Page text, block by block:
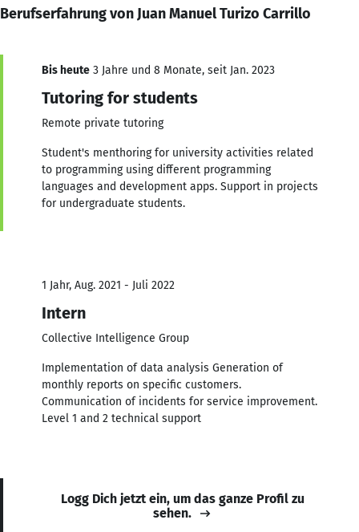
Berufserfahrung von Juan Manuel Turizo Carrillo
Bis heute 3 Jahre und 8 Monate, seit Jan. 2023
Tutoring for students
Remote private tutoring
Student's menthoring for university activities related
to programming using different programming
languages and development apps. Support in projects
for undergraduate students.
1 Jahr, Aug. 2021 - Juli 2022
Intern
Collective Intelligence Group
Implementation of data analysis Generation of
monthly reports on specific customers.
Communication of incidents for service improvement.
Level 1 and 2 technical support
Logg Dich jetzt ein, um das ganze Profil zu
sehen.